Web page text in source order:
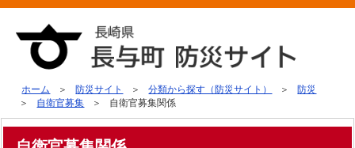
ホーム 防災サイト 分類から探す（防災サイト）
防災
自衛官募集
自衛官募集関係